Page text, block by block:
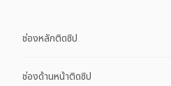
ช่องหลักติดซิป
ช่องด้านหน้าติดซิป